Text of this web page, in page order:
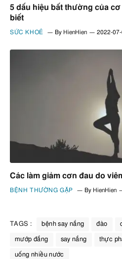
5 dấu hiệu bất thường của
biết
SỨC KHOẺ By HienHien 2022-
Các làm giảm cơn đau do
BỆNH THƯỜNG GẶP By HienHien
TAGS : bệnh say nắng đào
mướp đắng say nắng thực
uống nhiều nước